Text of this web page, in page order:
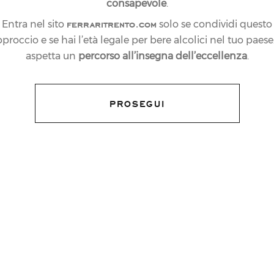
consapevole.
Entra nel sito ferraritrento.com solo se condividi questo
e se hai l’età legale per bere alcolici nel tuo
aspetta un percorso all’insegna dell’eccellenza.
PROSEGUI